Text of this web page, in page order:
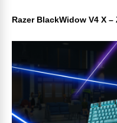
Razer BlackWidow V4 X